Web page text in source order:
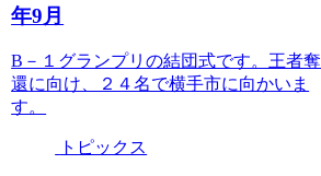
年9月
B－１グランプリの結団式です。王者奪
還に向け、２４名で横手市に向かいま
す。
トピックス